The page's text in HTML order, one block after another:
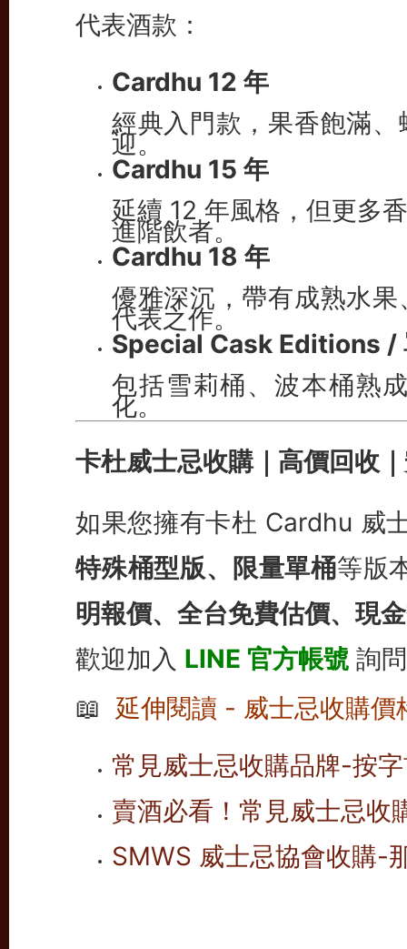
代表酒款：
Cardhu 12 年
經典入門款，果香飽滿
迎。
Cardhu 15 年
延續 12 年風格，但更多
進階飲者。
Cardhu 18 年
優雅深沉，帶有成熟水
代表之作。
Special Cask Editions /
包括雪莉桶、波本桶熟
化。
卡杜威士忌收購｜高價回收
如果您擁有卡杜 Cardhu 威
特殊桶型版、限量單桶等版
明報價、全台免費估價、現
歡迎加入 LINE 官方帳號 詢
📖 延伸閱讀 - 威士忌收購價
常見威士忌收購品牌-按
賣酒必看！常見威士忌收
SMWS 威士忌協會收購-